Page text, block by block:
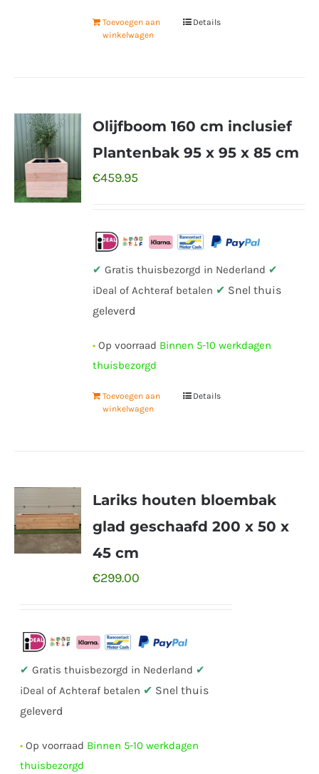
Toevoegen aan
winkelwagen
Details
Olijfboom 160 cm inclusief
Plantenbak 95 x 95 x 85 cm
€459.95
✔ Gratis thuisbezorgd in Nederland ✔
iDeal of Achteraf betalen ✔ Snel thuis
geleverd
• Op voorraad Binnen 5-10 werkdagen
thuisbezorgd
Toevoegen aan
winkelwagen
Details
Lariks houten bloembak
glad geschaafd 200 x 50 x
45 cm
€299.00
✔ Gratis thuisbezorgd in Nederland ✔
iDeal of Achteraf betalen ✔ Snel thuis
geleverd
• Op voorraad Binnen 5-10 werkdagen
thuisbezorgd